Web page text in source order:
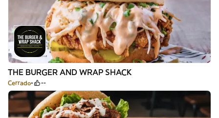
THE BURGER AND WRAP SHACK
Cerrado --